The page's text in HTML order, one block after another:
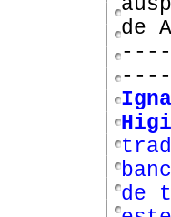
de
de